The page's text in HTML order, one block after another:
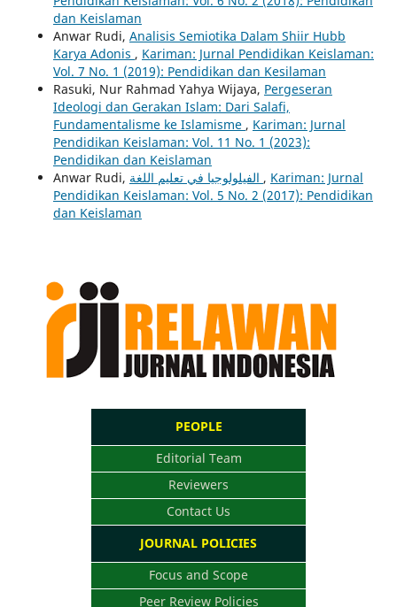
dan Keislaman
Anwar Rudi, Analisis Semiotika Dalam Shiir Hubb
Karya Adonis , Kariman: Jurnal Pendidikan Keislaman:
Vol. 7 No. 1 (2019): Pendidikan dan Kesilaman
Rasuki, Nur Rahmad Yahya Wijaya, Pergeseran
Ideologi dan Gerakan Islam: Dari Salafi,
Fundamentalisme ke Islamisme , Kariman: Jurnal
Pendidikan Keislaman: Vol. 11 No. 1 (2023):
Pendidikan dan Keislaman
Anwar Rudi,
, Kariman: Jurnal
Pendidikan Keislaman: Vol. 5 No. 2 (2017): Pendidikan
dan Keislaman
PEOPLE
Editorial Team
Reviewers
Contact Us
JOURNAL POLICIES
Focus and Scope
Peer Review Policies